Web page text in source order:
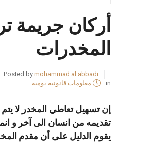
أركان جريمة
المخدرات
Posted by mohammad al abbadi
in
معلومات قانونية يومية
إن تسهيل تعاطي المخدر لا
تقديمه من انسان الى آخر و
يقوم الدليل على أن مقدم